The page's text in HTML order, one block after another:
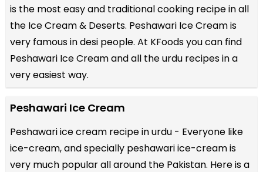
is the most easy and traditional cooking recipe in all
the Ice Cream & Deserts. Peshawari Ice Cream is
very famous in desi people. At KFoods you can find
Peshawari Ice Cream and all theurdu recipesin a
very easiest way.
Peshawari Ice Cream
Peshawari ice cream recipe in urdu - Everyone like
ice-cream, and specially peshawari ice-cream is
very much popular all around the Pakistan. Here is a